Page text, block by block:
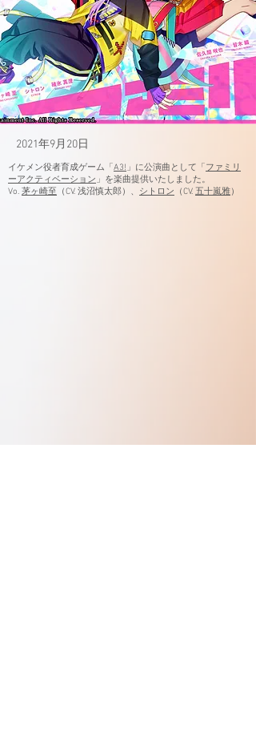
2021年9月20日
イケメン役者育成ゲーム「 A3!」に公演曲として「 ファミリ
ーアクティベーション」を楽曲提供いたしました。
Vo. 茅ヶ崎至 （CV. 浅沼慎太郎）、 シトロン （CV. 五十嵐雅）